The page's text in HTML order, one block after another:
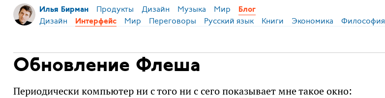
Илья Бирман Продукты Дизайн Музыка Мир Блог
Дизайн Интерфейс Мир Переговоры Русский язык Книги Экономика Философия
Обновление Флеша
Периодически компьютер ни с того ни с сего показывает мне такое окно: